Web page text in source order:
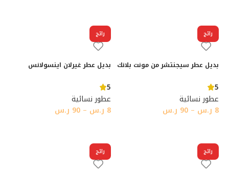
رائج
بديل عطر سيجنتشر من مونت بلانك
5
عطور نسائية
8 ر.س –
90 ر.س
رائج
بديل عطر غيرلان اينسولانس
5
عطور نسائية
8 ر.س –
90 ر.س
رائج رائج